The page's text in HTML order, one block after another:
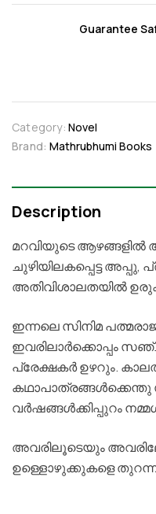
Guarantee
Category: Novel
Brand:Mathrubhumi Books
Description
മറവിയുടെആഴങ്ങളില്‍
ചുഴിയിലകപ്പെട്ടഅപ്പു,
അതിവിശാലതയില്‍
ഇന്നലെസിനിമ
ഇവരിലാര്‍ക്കൊപ്പം
പ്രേക്ഷകര്‍ഉഴറും.
കഥാപാത്രങ്ങള്‍ക്കെന്തു
വര്‍ഷങ്ങള്‍ക്കിപ്പുറം
അവരിലൂടെയും
ഉള്ളൊഴുക്കുകളെ